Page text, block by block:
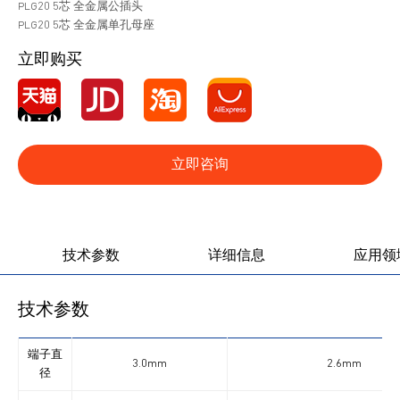
PLG20 5芯 全金属公插头
PLG20 5芯 全金属单孔母座
立即购买
立即咨询
技术参数 详细信息 应用领
技术参数
端子直
径
3.0mm 2.6mm